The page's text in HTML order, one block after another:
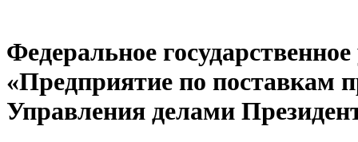
Федеральное
«Предприятие по поставкам
Управления делами